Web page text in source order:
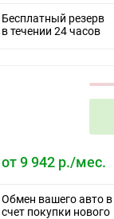
Бесплатный резерв
в течении 24 часов
от 9 942 р./мес.
Обмен вашего авто в
счет покупки нового